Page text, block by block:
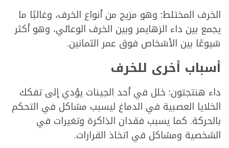
الخرف المختلط: وهو مزيج من أنواع الخرف، وغالبًا ما
يجمع بين داء الزهايمر وبين الخرف الوعائي، وهو أكثر
شيوعًا بين الأشخاص فوق عمر الثمانين.
أسباب أخرى للخرف
داء هنتجتون: خلل في أحد الجينات يؤدي إلى تفكك
الخلايا العصبية في الدماغ ليسبب مشاكل في التحكم
بالحركة. كما يسبب فقدان الذاكرة وتغيرات في
الشخصية ومشاكل في اتخاذ القرارات.